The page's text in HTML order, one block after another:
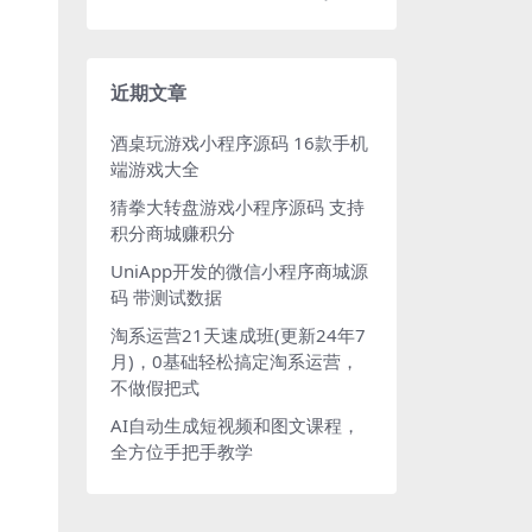
近期文章
酒桌玩游戏小程序源码 16款手机
端游戏大全
猜拳大转盘游戏小程序源码 支持
积分商城赚积分
UniApp开发的微信小程序商城源
码 带测试数据
淘系运营21天速成班(更新24年7
月)，0基础轻松搞定淘系运营，
不做假把式
AI自动生成短视频和图文课程，
全方位手把手教学